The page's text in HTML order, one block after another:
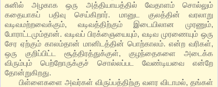
சுனில் அழகாக ஒரு அத்தியாயத்தில் வேதாளம் சொல்லும்
கதையாகப் பதிவு செய்கிறார். மானுட குலத்தின் வரலாறு
வடிவமற்றவைக்கும், வடிவத்திற்கும் இடையிலான முரணும்,
போராட்டமும்தான். வடிவப் பிரக்ஞையையும், வடிவ முரணையும் ஒரு
சேர ஏற்கும் காலம்தான் மானிடத்தின் பொற்காலம். என்ற வரிகள்,
ஒரு குறிப்பிட்ட சூத்திரத்துக்குள், குழந்தைகளை அடைக்க
விரும்பும் பெற்றோருக்குச் சொல்லப்பட வேண்டியவை என்றே
தோன்றுகிறது.
பிள்ளைகளை அவர்கள் விருப்பத்திற்கு வளர விடாமல், தங்கள்